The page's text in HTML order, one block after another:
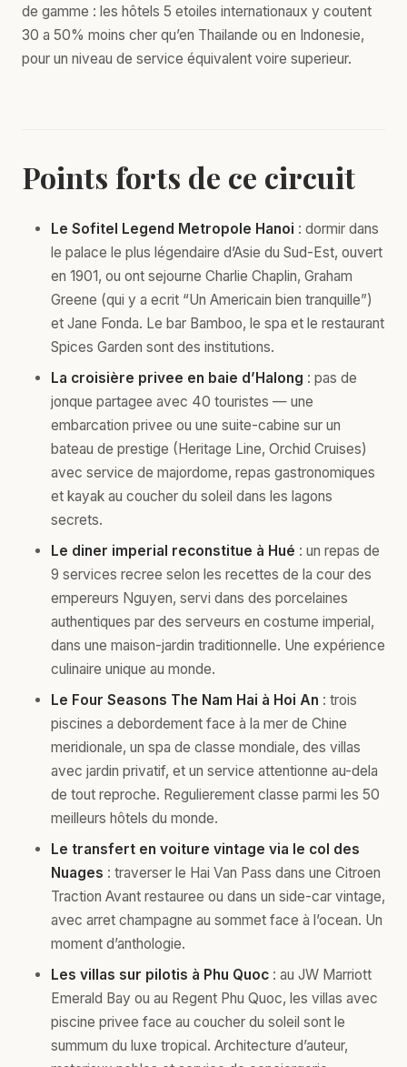
de gamme : les hôtels 5 etoiles internationaux y coutent
30 a 50% moins cher qu’en Thailande ou en Indonesie,
pour un niveau de service équivalent voire superieur.
Points forts de ce circuit
Le Sofitel Legend Metropole Hanoi : dormir dans
le palace le plus légendaire d’Asie du Sud-Est, ouvert
en 1901, ou ont sejourne Charlie Chaplin, Graham
Greene (qui y a ecrit “Un Americain bien tranquille”)
et Jane Fonda. Le bar Bamboo, le spa et le restaurant
Spices Garden sont des institutions.
La croisière privee en baie d’Halong : pas de
jonque partagee avec 40 touristes — une
embarcation privee ou une suite-cabine sur un
bateau de prestige (Heritage Line, Orchid Cruises)
avec service de majordome, repas gastronomiques
et kayak au coucher du soleil dans les lagons
secrets.
Le diner imperial reconstitue à Hué : un repas de
9 services recree selon les recettes de la cour des
empereurs Nguyen, servi dans des porcelaines
authentiques par des serveurs en costume imperial,
dans une maison-jardin traditionnelle. Une expérience
culinaire unique au monde.
Le Four Seasons The Nam Hai à Hoi An : trois
piscines a debordement face à la mer de Chine
meridionale, un spa de classe mondiale, des villas
avec jardin privatif, et un service attentionne au-dela
de tout reproche. Regulierement classe parmi les 50
meilleurs hôtels du monde.
Le transfert en voiture vintage via le col des
Nuages : traverser le Hai Van Pass dans une Citroen
Traction Avant restauree ou dans un side-car vintage,
avec arret champagne au sommet face à l’ocean. Un
moment d’anthologie.
Les villas sur pilotis à Phu Quoc : au JW Marriott
Emerald Bay ou au Regent Phu Quoc, les villas avec
piscine privee face au coucher du soleil sont le
summum du luxe tropical. Architecture d’auteur,